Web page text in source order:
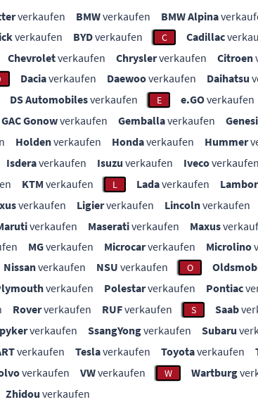
verkaufen BMWverkaufen BMW Alpina
verkaufen BYDverkaufen C Cadillac
Chevroletverkaufen Chryslerverkaufen Citroen
Daciaverkaufen Daewooverkaufen Daihatsu
DS Automobilesverkaufen E e.GOverkaufen
GAC Gonowverkaufen Gemballaverkaufen
Holdenverkaufen Hondaverkaufen Hummer
Isderaverkaufen Isuzu verkaufen Ivecoverkaufen
KTM verkaufen L Ladaverkaufen
verkaufen Ligierverkaufen Lincolnverkaufen
verkaufen Maserativerkaufen Maxus
MGverkaufen Microcarverkaufen Microlino
Nissanverkaufen NSU verkaufen O
verkaufen Polestarverkaufen Pontiac
Roververkaufen RUFverkaufen S Saab
verkaufen SsangYongverkaufen Subaru
verkaufen Teslaverkaufen Toyotaverkaufen
verkaufen VWverkaufen W Wartburg
Zhidou verkaufen